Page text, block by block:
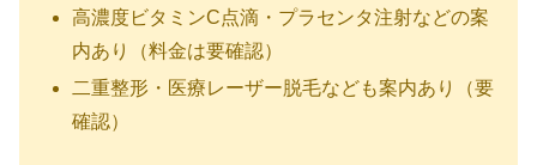
高濃度ビタミンC点滴・プラセンタ注射などの案
内あり（料金は要確認）
二重整形・医療レーザー脱毛なども案内あり（要
確認）